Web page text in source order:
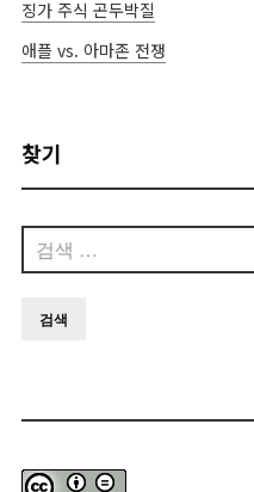
징가 주식 곤두박질
애플 vs. 아마존 전쟁
찾기
색: